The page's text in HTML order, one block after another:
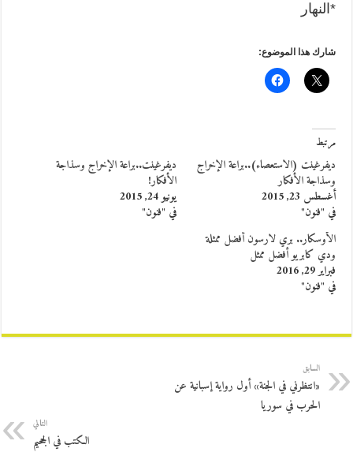
*النهار
شارك هذا الموضوع:
مرتبط
ديفرغينت (الاستعصاء)..براعة الإخراج
وسذاجة الأفكار
أغسطس 23, 2015
في "فنون"
ديفرغينت..براعة الإخراج وسذاجة
الأفكار!
يونيو 24, 2015
في "فنون"
الأوسكار.. بري لارسون أفضل ممثلة
ودي كابريو أفضل ممثل
فبراير 29, 2016
في "فنون"
السابق
«انتظرني في الجنة» أول رواية إسبانية عن
الحرب في سوريا
التالي
الكتب في الجحيم